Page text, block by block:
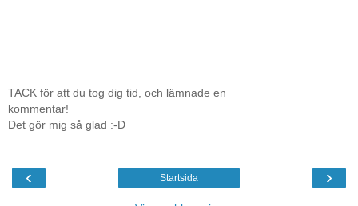
TACK för att du tog dig tid, och lämnade en
kommentar!
Det gör mig så glad :-D
‹ ›
Startsida